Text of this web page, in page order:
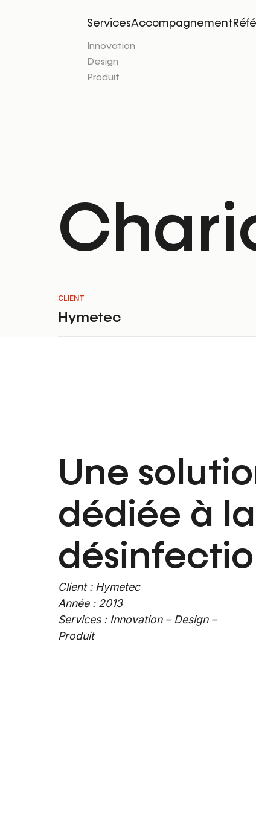
Services
Innovation
Design
Produit
Accompagnement
CLIENT
Hymetec
Une
dédiée à la
Client : Hymetec
Année : 2013
Services : Innovation – Design –
Produit